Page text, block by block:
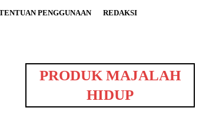
PENGGUNAAN
REDAKSI
PRODUK MAJALAH
HIDUP